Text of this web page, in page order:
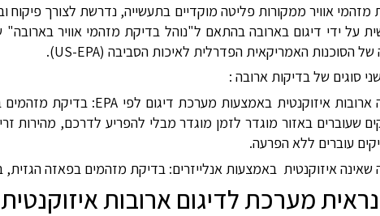
מזהמי אוויר ממקורות פליטה מוקדיים בתעשייה, נדרשת לצורך
על ידי דיגום בארובה בהתאם ל"נוהל בדיקת מזהמי אוויר
של הסוכנות האמריקאית הפדרלית לאיכות הסביבה (US-EPA
).
סוגים של בדיקות ארובה :
ארובות איזוקנטית באמצעות מערכת דיגום לפי EPA: בדיקת מזהמים
שעוברים באזור מוגדר לזמן מוגדר מבלי להפריע לדרכם, מהירות
עוברים ללא הפרעה.
שאינה איזוקנטית באמצעות אנלייזרים: בדיקת מזהמים בפאזה
מערכת לדיגום ארובות